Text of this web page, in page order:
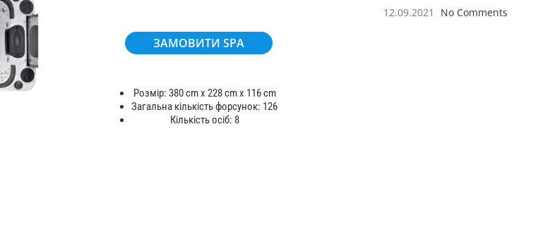
ЗАМОВИТИ SPA
Розмір: 380 cm x 228 cm x 116 cm
Загальна кількість форсунок: 126
Кількість осіб: 8
12.09.2021 No Comments